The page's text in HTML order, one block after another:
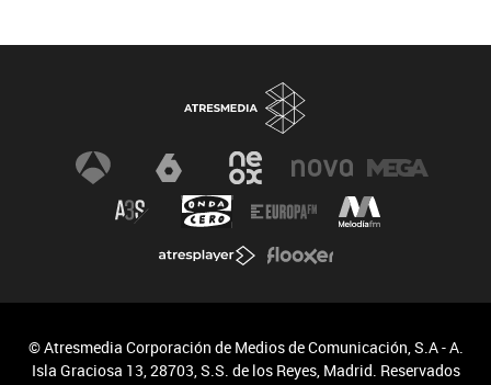
© Atresmedia Corporación de Medios de Comunicación, S.A - A.
Isla Graciosa 13, 28703, S.S. de los Reyes, Madrid. Reservados